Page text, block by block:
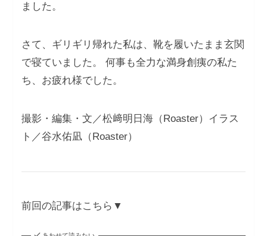
ました。
さて、ギリギリ帰れた私は、靴を履いたまま玄関
で寝ていました。 何事も全力な満身創痍の私た
ち、お疲れ様でした。
撮影・編集・文／松﨑明日海（Roaster）イラス
ト／谷水佑凪（Roaster）
前回の記事はこちら▼